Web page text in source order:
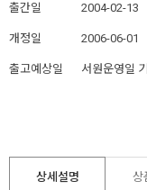
출간일 2004-02-13
개정일 2006-06-01
출고예상일 서원운영일
상세설명 상